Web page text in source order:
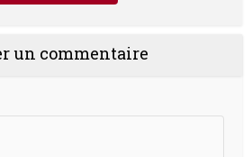
un commentaire